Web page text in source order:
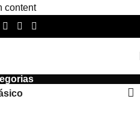
content